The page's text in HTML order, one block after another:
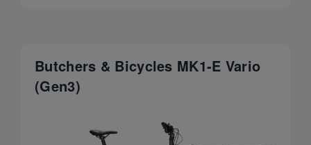
Butchers & Bicycles MK1-E Vario
(Gen3)